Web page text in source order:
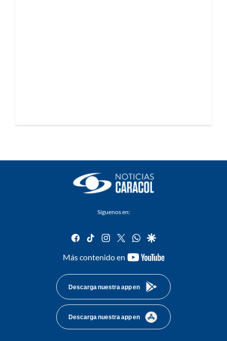
Síguenos en:
facebook
tiktok instagram
twitterwhatsapp
google
Más contenido en
youtube-
Descarga nuestra app en
Descarga nuestra app en